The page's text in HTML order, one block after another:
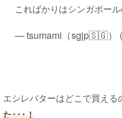
こればかりはシンガポー
— tsumami（sgjp🇸🇬）
エシレバターはどこで買える
た･･･！